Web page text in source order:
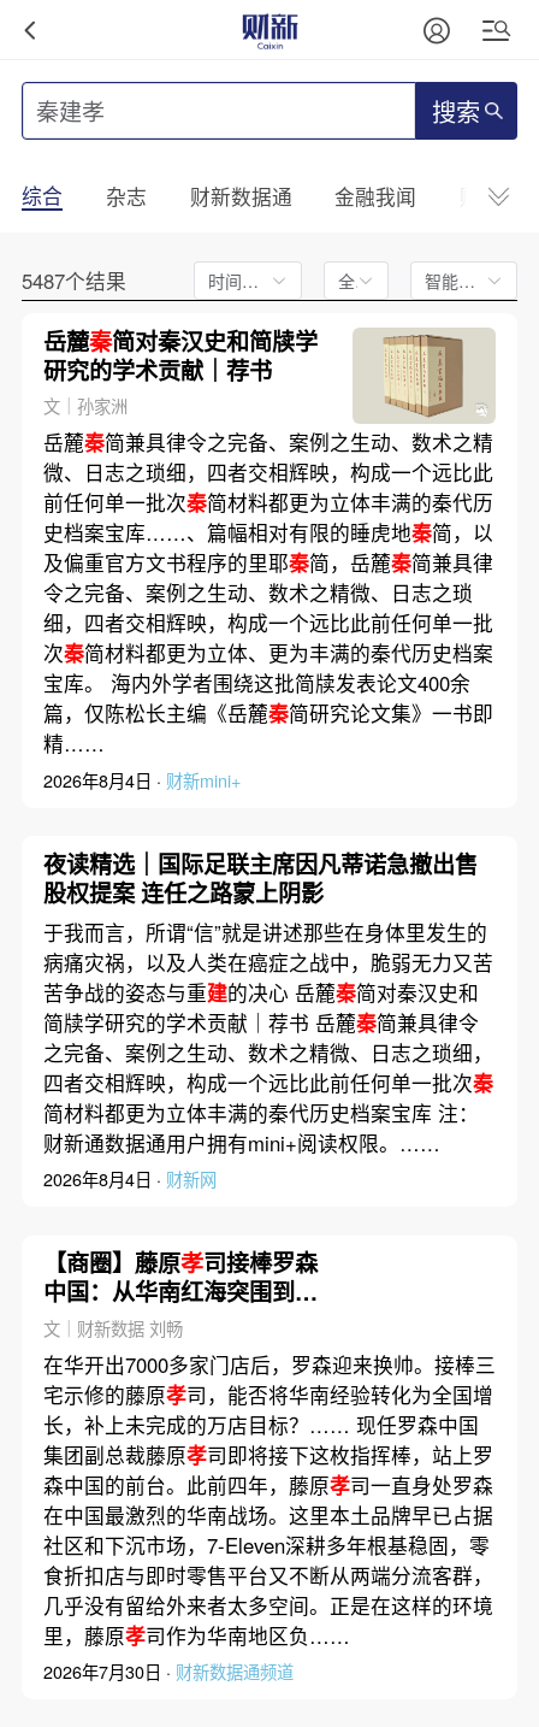
搜索
综合 杂志 财新数据通 金融我闻 财新
5487个结果 时间不限 全文 智能排序
岳麓秦简对秦汉史和简牍学
研究的学术贡献｜荐书
文｜孙家洲
岳麓秦简兼具律令之完备、案例之生动、数术之精
微、日志之琐细，四者交相辉映，构成一个远比此
前任何单一批次秦简材料都更为立体丰满的秦代历
史档案宝库……、篇幅相对有限的睡虎地秦简，以
及偏重官方文书程序的里耶秦简，岳麓秦简兼具律
令之完备、案例之生动、数术之精微、日志之琐
细，四者交相辉映，构成一个远比此前任何单一批
次秦简材料都更为立体、更为丰满的秦代历史档案
宝库。 海内外学者围绕这批简牍发表论文400余
篇，仅陈松长主编《岳麓秦简研究论文集》一书即
精……
2026年8月4日 · 财新mini+
夜读精选｜国际足联主席因凡蒂诺急撤出售
股权提案 连任之路蒙上阴影
于我而言，所谓“信”就是讲述那些在身体里发生的
病痛灾祸，以及人类在癌症之战中，脆弱无力又苦
苦争战的姿态与重建的决心 岳麓秦简对秦汉史和
简牍学研究的学术贡献｜荐书 岳麓秦简兼具律令
之完备、案例之生动、数术之精微、日志之琐细，
四者交相辉映，构成一个远比此前任何单一批次秦
简材料都更为立体丰满的秦代历史档案宝库 注：
财新通数据通用户拥有mini+阅读权限。……
2026年8月4日 · 财新网
【商圈】藤原孝司接棒罗森
中国：从华南红海突围到全
国存量鏖战
文｜财新数据 刘畅
在华开出7000多家门店后，罗森迎来换帅。接棒三
宅示修的藤原孝司，能否将华南经验转化为全国增
长，补上未完成的万店目标？…… 现任罗森中国
集团副总裁藤原孝司即将接下这枚指挥棒，站上罗
森中国的前台。此前四年，藤原孝司一直身处罗森
在中国最激烈的华南战场。这里本土品牌早已占据
社区和下沉市场，7-Eleven深耕多年根基稳固，零
食折扣店与即时零售平台又不断从两端分流客群，
几乎没有留给外来者太多空间。正是在这样的环境
里，藤原孝司作为华南地区负……
2026年7月30日 · 财新数据通频道